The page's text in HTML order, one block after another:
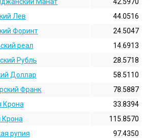
Лев
44.0516
Форинт
24.5047
реал
14.6913
Рубль
28.5718
Доллар
58.5110
Франк
78.5887
Крона
33.8394
Крона
115.8570
pупия
97.4350